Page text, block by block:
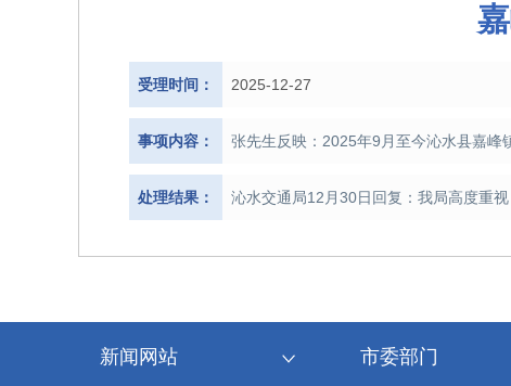
受理时间： 2025-12-27
事项内容： 张先生反映：2025年9月至今沁水县嘉峰
处理结果： 沁水交通局12月30日回复：我局高度重
新闻网站 市委部门